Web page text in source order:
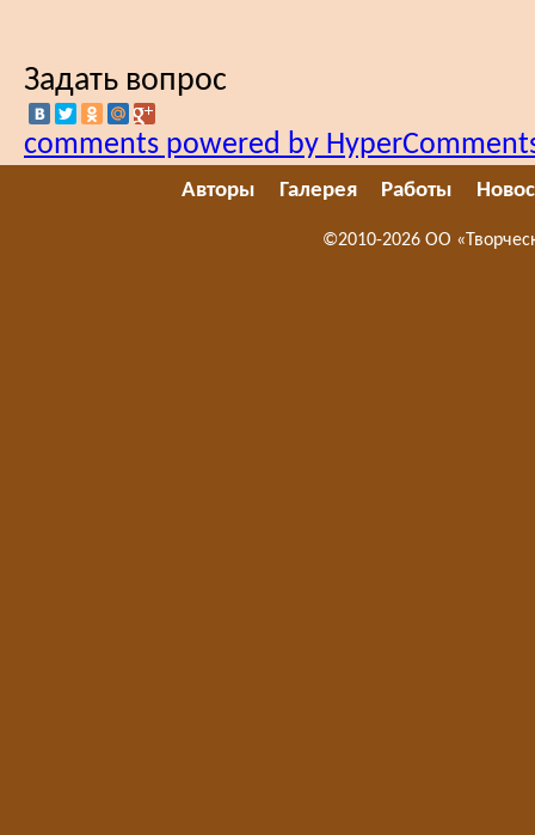
Задать вопрос
comments powered by
Авторы Галерея Работы
©2010-2026 ОО